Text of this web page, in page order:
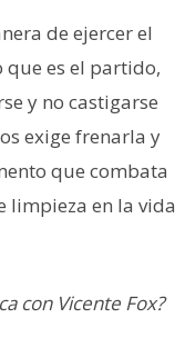
de ejercer el
que es el partido,
y no castigarse
exige frenarla y
que combata
limpieza en la vida
con Vicente Fox?